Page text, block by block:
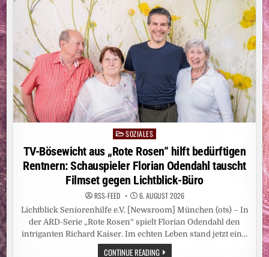
Posted
in
SOZIALES
TV-Bösewicht aus „Rote Rosen“ hilft bedürftigen
Rentnern: Schauspieler Florian Odendahl tauscht
Filmset gegen Lichtblick-Büro
RSS-FEED 6. AUGUST 2026
Lichtblick Seniorenhilfe e.V. [Newsroom] München (ots) – In
der ARD-Serie „Rote Rosen“ spielt Florian Odendahl den
intriganten Richard Kaiser. Im echten Leben stand jetzt ein…
CONTINUE READINGTV-